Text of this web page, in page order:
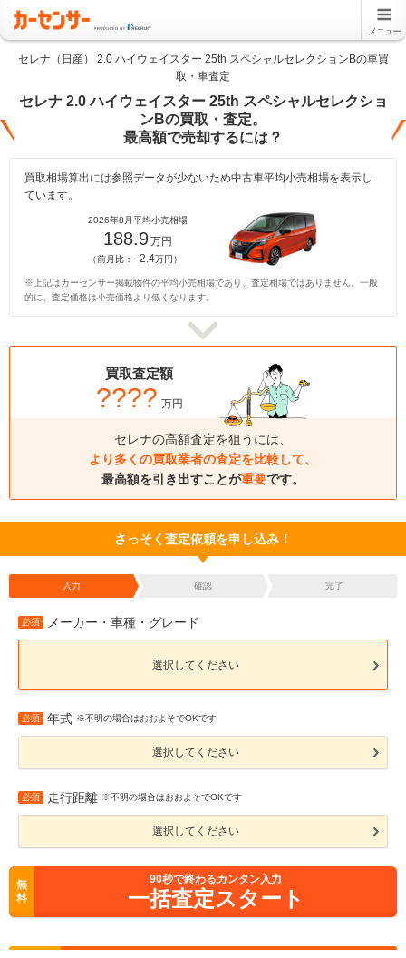
メニュー
セレナ（日産） 2.0 ハイウェイスター 25th スペシャルセレクションBの車買
取・車査定
セレナ 2.0 ハイウェイスター 25th スペシャルセレクショ
ンBの買取・査定。
最高額で売却するには？
買取相場算出には参照データが少ないため中古車平均小売相場を表示し
ています。
2026年8月平均小売相場
188.9万円
（前月比： -2.4万円）
※上記はカーセンサー掲載物件の平均小売相場であり、査定相場ではありません。一般
的に、査定価格は小売価格より低くなります。
買取査定額
???? 万円
セレナの高額査定を狙うには、
より多くの買取業者の査定を比較して、
最高額を引き出すことが重要です。
さっそく査定依頼を申し込み！
入力 確認 完了
必須 メーカー・車種・グレード
選択してください
必須 年式 ※不明の場合はおおよそでOKです
選択してください
必須 走行距離 ※不明の場合はおおよそでOKです
選択してください
無
料
90秒で終わるカンタン入力
一括査定スタート